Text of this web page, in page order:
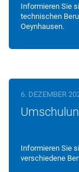
Informieren Sie
technischen
Oeynhausen.
6. DEZEMBER
Informieren Sie
verschiedene